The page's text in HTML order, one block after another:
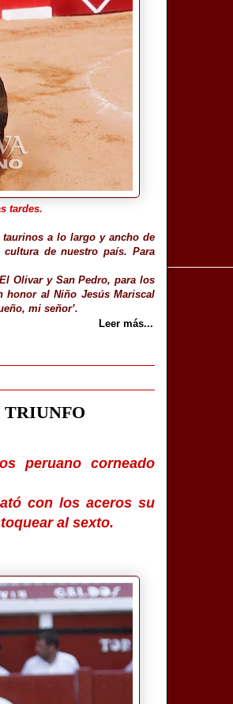
tardes.
taurinos a lo largo y ancho de
de nuestro país. Para
Olivar y San Pedro, para los
honor al Niño Jesús Mariscal
mi señor’.
Leer más...
TRIUNFO
peruano corneado
con los aceros su
al sexto.